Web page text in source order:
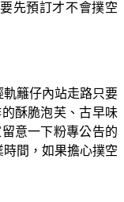
先預訂才不會撲空
軌籬仔內站走路只要
酥脆泡芙、古早味
意一下粉專公告的
間，如果擔心撲空